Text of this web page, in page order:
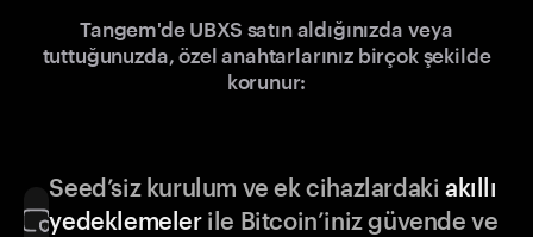
Tangem'de UBXS satın aldığınızda veya
tuttuğunuzda, özel anahtarlarınız birçok şekilde
korunur:
Seed’siz kurulum ve ek cihazlardakiakıllı
yedeklemelerile Bitcoin’iniz güvende ve